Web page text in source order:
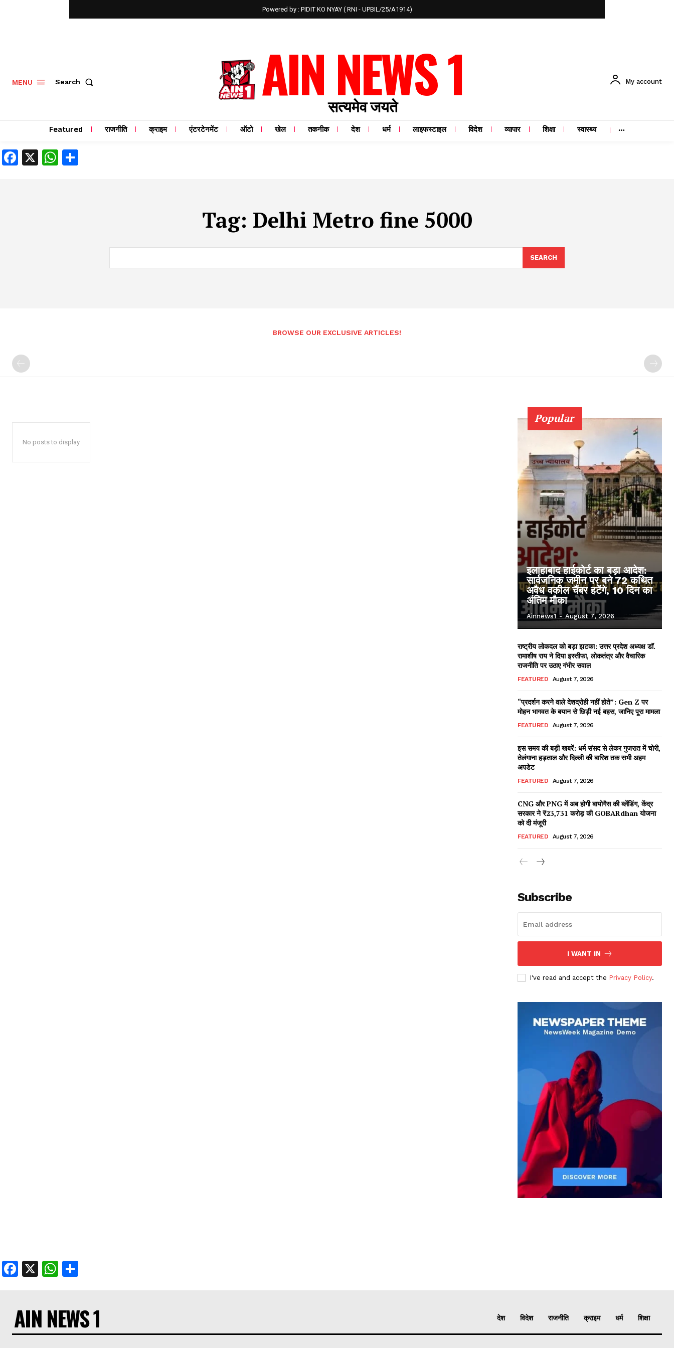
Powered by : PIDIT KO NYAY ( RNI - UPBIL/25/A1914)
MENU Search AIN NEWS 1
सत्यमेव जयते
My account
Featured राजनीति क्राइम एंटरटेनमेंट ऑटो खेल तकनीक देश धर्म लाइफस्टाइल विदेश व्यापार शिक्षा स्वास्थ्य
Facebook
X WhatsApp
Tag: Delhi Metro fine 5000
SEARCH
BROWSE OUR EXCLUSIVE ARTICLES!
No posts to display
Popular
इलाहाबाद हाईकोर्ट का बड़ा आदेश:
सार्वजनिक जमीन पर बने 72 कथित
अवैध वकील चैंबर हटेंगे, 10 दिन का
अंतिम मौका
Ainnews1 - August 7, 2026
राष्ट्रीय लोकदल को बड़ा झटका: उत्तर प्रदेश अध्यक्ष डॉ.
रामाशीष राय ने दिया इस्तीफा, लोकतंत्र और वैचारिक
राजनीति पर उठाए गंभीर सवाल
FEATURED August 7, 2026
“प्रदर्शन करने वाले देशद्रोही नहीं होते”: Gen Z पर
मोहन भागवत के बयान से छिड़ी नई बहस, जानिए पूरा मामला
FEATURED August 7, 2026
इस समय की बड़ी खबरें: धर्म संसद से लेकर गुजरात में चोरी,
तेलंगाना हड़ताल और दिल्ली की बारिश तक सभी अहम
अपडेट
FEATURED August 7, 2026
CNG और PNG में अब होगी बायोगैस की ब्लेंडिंग, केंद्र
सरकार ने ₹23,731 करोड़ की GOBARdhan योजना
को दी मंजूरी
FEATURED August 7, 2026
Subscribe
I WANT IN
I've read and accept the Privacy Policy.
Facebook
X WhatsApp
AIN NEWS 1 देश विदेश राजनीति क्राइम धर्म शिक्षा